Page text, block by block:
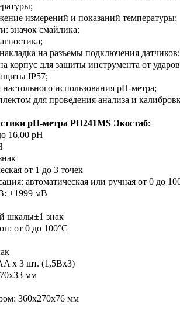
измерений и показаний температуры;
значок смайлика;
на разъемы подключения датчиков;
корпус для защиты инструмента от
IP57;
настольного использования рН-метра;
для проведения анализа и
рН-метра PH241MS Экостаб:
16,00 pH
от 1 до 3 точек
автоматическая или ручная от 0 до
±1999 мВ
шкалы±1 знак
от 0 до 100°C
х 3 шт. (1,5Вх3)
мм
360х270х76 мм